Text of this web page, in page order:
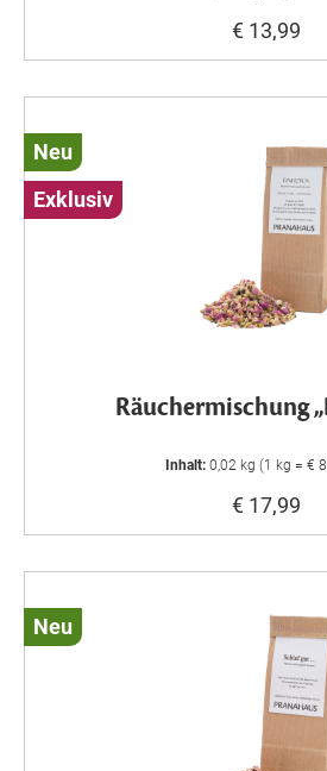
€ 13,99
Neu
Exklusiv
Räuchermischung
Inhalt: 0,02 kg (1 kg = €
€ 17,99
Neu